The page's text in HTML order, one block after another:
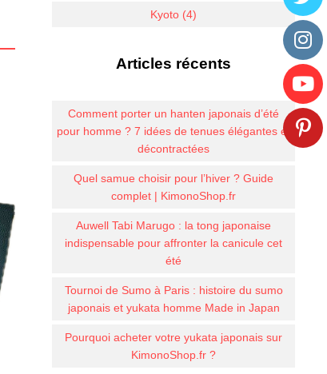
Kyoto (4)
Articles récents
Comment porter un hanten japonais d’été
pour homme ? 7 idées de tenues élégantes et
décontractées
Quel samue choisir pour l’hiver ? Guide
complet | KimonoShop.fr
Auwell Tabi Marugo : la tong japonaise
indispensable pour affronter la canicule cet
été
Tournoi de Sumo à Paris : histoire du sumo
japonais et yukata homme Made in Japan
Pourquoi acheter votre yukata japonais sur
KimonoShop.fr ?